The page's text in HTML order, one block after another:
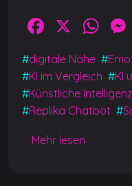
F
a
c
e
b
o
X
W
h
at
s
A
#digitale Nähe #
#KI im Vergleich #KI
#Künstliche Intelligenz
#Replika Chatbot #
Mehr lesen